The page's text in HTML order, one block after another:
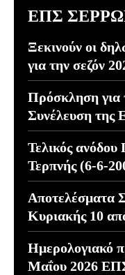
ΕΠΣ
Ξεκινούν οι
για την σεζόν
Πρόσκληση για
Συνέλευση
Τελικός
Τερπνής (6-6-
Αποτελέσματα
Κυριακής 10
Ημερολογιακό
Μαΐου 2026